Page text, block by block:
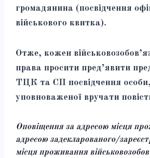
громадянина (посвідчення
військового квитка).
Отже, кожен
права просити пред’явити
ТЦК та СП посвідчення особи,
уповноваженої вручати
Оповіщення за адресою місця
адресою задекларованого/
місця проживання